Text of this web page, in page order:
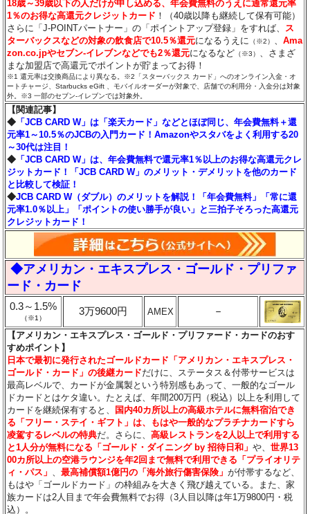
18歳～39歳以下の人だけが申し込める、年会費無料のうえに通常還元率
1％のお得な高還元クレジットカード ！（40歳以降も継続して保有可能）
さらに「J-POINTパートナー」の「ポイントアップ登録」をすれば、
ス
ターバックスなどの対象の飲食店で10.5％還元になるうえに （※2） 、Ama
zon.co.jpやセブン‐イレブンなどでも2％還元になるなど （※3）
、さまざ
まな加盟店で高還元でポイントが貯まってお得！
※1 還元率は交換商品により異なる。※2「スターバックス カード」へのオンライン入金・オ
ートチャージ、Starbucks eGift 、モバイルオーダーが対象で、店舗での利用分・入金分は対象
外。※3 一部のセブン‐イレブンでは対象外。
【関連記事】
◆ 「JCB CARD W」は「楽天カード」などとほぼ同じ、年会費無料＋還
元率1～10.5％のJCBの入門カード！Amazonやスタバをよく利用する20
～30代は注目！
◆ 「JCB CARD W」は、年会費無料で還元率1％以上のお得な高還元クレ
ジットカード！「JCB CARD W」のメリット・デメリットを他のカード
と比較して検証！
◆JCB CARD W（ダブル）のメリットを解説！「年会費無料」「常に還
元率1.0％以上」「ポイントの使い勝手が良い」と三拍子そろった高還元
クレジットカード！
◆アメリカン・エキスプレス・ゴールド・プリファ
ード・カード
0.3～1.5%
（※1）
3万9600円 AMEX －
【アメリカン・エキスプレス・ゴールド・プリファード・カードのおす
すめポイント】
日本で最初に発行されたゴールドカード「アメリカン・エキスプレス・
ゴールド・カード」の後継カードだけに、ステータス＆付帯サービスは
最高レベルで、カードが金属製という特別感もあって、一般的なゴール
ドカードとはケタ違い。たとえば、年間200万円（税込）以上を利用して
カードを継続保有すると、
国内40カ所以上の高級ホテルに無料宿泊でき
る「フリー・ステイ・ギフト」は、もはや一般的なプラチナカードすら
凌駕するレベルの特典だ。さらに、高級レストランを2人以上で利用する
と1人分が無料になる「ゴールド・ダイニング by 招待日和」や、世界13
00カ所以上の空港ラウンジを年2回まで無料で利用できる「プライオリテ
ィ・パス」
、最高補償額1億円の「海外旅行傷害保険」が付帯するなど、
もはや「ゴールドカード」の枠組みを大きく飛び越えている。また、家
族カードは2人目まで年会費無料でお得（3人目以降は年1万9800円・税
込）。